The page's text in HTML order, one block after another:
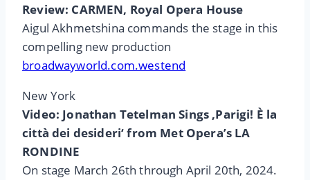
Review: CARMEN, Royal Opera House
Aigul Akhmetshina commands the stage in this
compelling new production
broadwayworld.com.westend
New York
Video: Jonathan Tetelman Sings ‚Parigi! È la
città dei desideri‘ from Met Opera’s LA
RONDINE
On stage March 26th through April 20th, 2024.